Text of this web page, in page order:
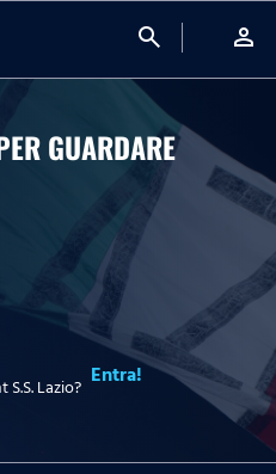
search person
GUARDARE
Lazio? Entra!